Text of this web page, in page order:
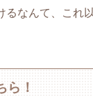
るなんて、これ
ら！